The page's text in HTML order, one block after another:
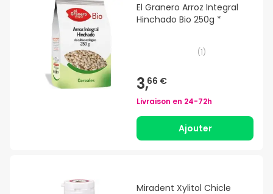
El Granero Arroz Integral
Hinchado Bio 250g *
(1)
3,66 €
Livraison en 24-72h
Ajouter
Miradent Xylitol Chicle